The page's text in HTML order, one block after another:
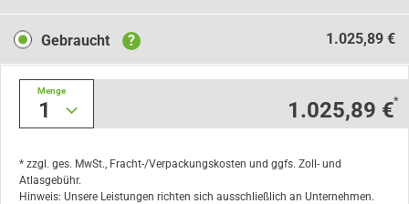
Gebraucht
Gebraucht ? 1.025,89 €
1
Menge
1.025,89 €*
* zzgl. ges. MwSt., Fracht-/Verpackungskosten und ggfs. Zoll- und
Atlasgebühr.
Hinweis: Unsere Leistungen richten sich ausschließlich an Unternehmen.